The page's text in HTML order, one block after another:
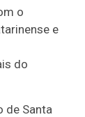
o
e
do
de Santa